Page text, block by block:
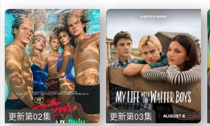
更新第02集 更新第03集